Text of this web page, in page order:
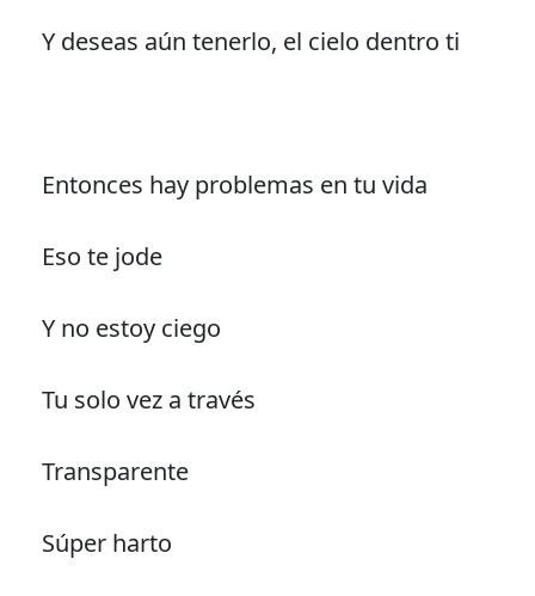
Y deseas aún tenerlo, el cielo dentro ti
Entonces hay problemas en tu vida
Eso te jode
Y no estoy ciego
Tu solo vez a través
Transparente
Súper harto